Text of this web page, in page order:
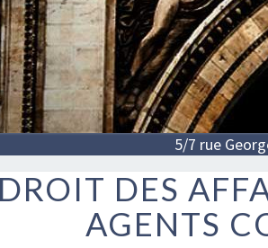
5/7 rue
DROIT DES
AGENTS